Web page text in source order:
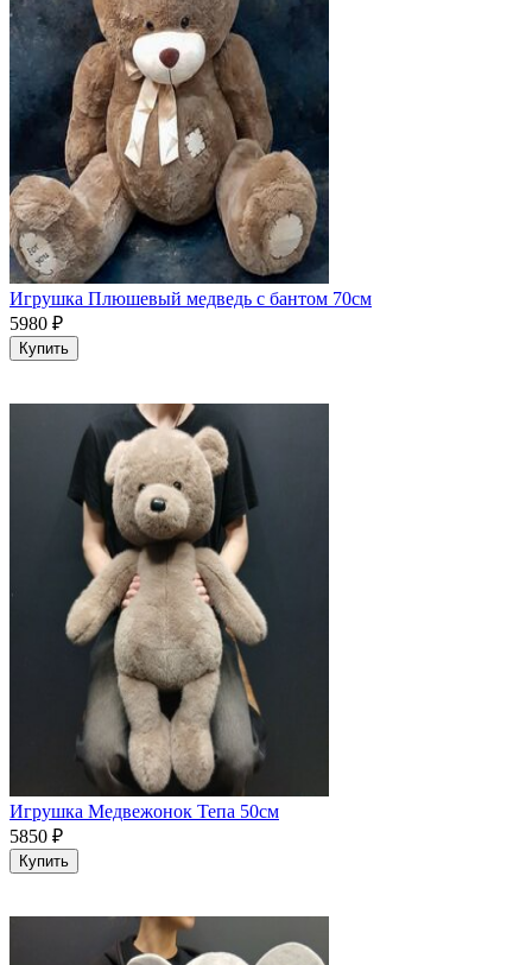
Игрушка Плюшевый медведь с бантом 70см
5980 ₽
Купить
Игрушка Медвежонок Тепа 50см
5850 ₽
Купить